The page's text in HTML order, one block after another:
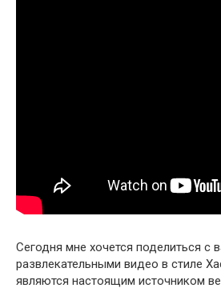
Сегодня мне хочется поделиться с
развлекательными видео в стиле
являются настоящим источником